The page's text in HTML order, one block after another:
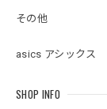
その他
asics アシックス
SHOP INFO